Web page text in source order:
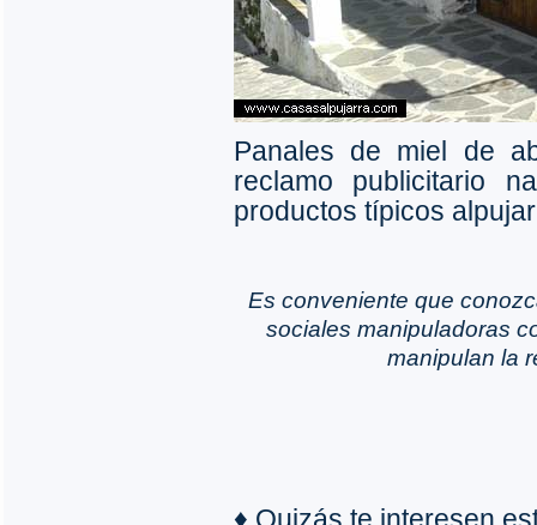
Panales de miel de
reclamo publicitario
productos típicos
Es conveniente que
sociales manipuladoras
manipulan la